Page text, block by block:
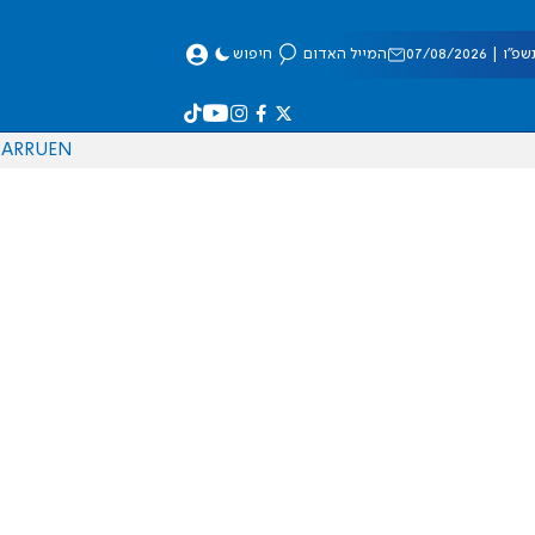
08/2026 המייל האדום חיפוש
EN
RU
AR